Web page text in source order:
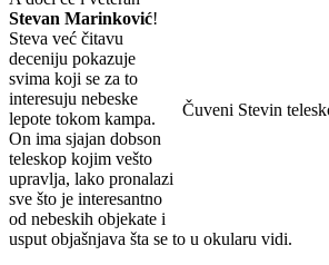
Čuveni Stevin
Stevan Marinković!
Steva već čitavu
deceniju pokazuje
svima koji se za to
interesuju nebeske
lepote tokom kampa.
On ima sjajan dobson
teleskop kojim vešto
upravlja, lako pronalazi
sve što je interesantno
od nebeskih objekate i
usput objašnjava šta se to u okularu vidi.